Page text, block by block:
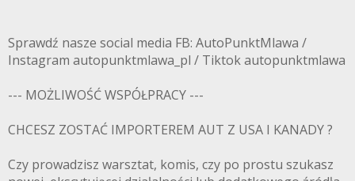
Sprawdź nasze social media FB: AutoPunktMlawa /
Instagram autopunktmlawa_pl / Tiktok autopunktmlawa
--- MOŻLIWOŚĆ WSPÓŁPRACY ---
CHCESZ ZOSTAĆ IMPORTEREM AUT Z USA I KANADY ?
Czy prowadzisz warsztat, komis, czy po prostu szukasz